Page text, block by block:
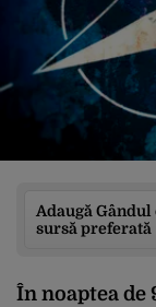
Adaugă Gândul
sursă preferată
În noaptea de